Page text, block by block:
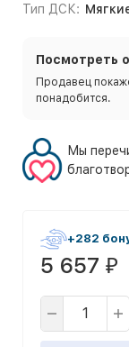
Тип ДСК:
Посмотреть
Продавец
понадобится.
Мы
+282
5 657 ₽